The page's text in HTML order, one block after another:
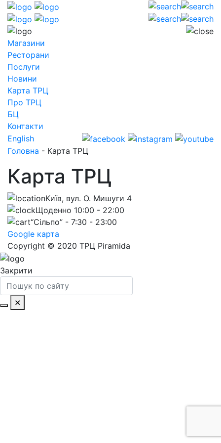
Магазини
Ресторани
Послуги
Новини
Карта ТРЦ
Про ТРЦ
БЦ
Контакти
English
Головна - Карта ТРЦ
Карта ТРЦ
Київ, вул. О. Мишуги 4
Щоденно 10:00 - 22:00
“Сільпо” - 7:30 - 23:00
Google карта
Copyright © 2020 ТРЦ Piramida
Закрити
✕